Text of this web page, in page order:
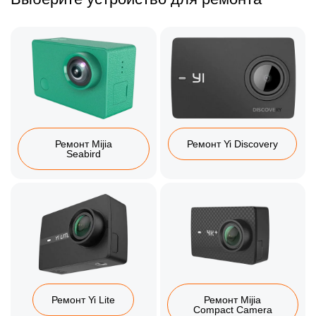
Ремонт Mijia
Seabird
Ремонт Yi Discovery
Ремонт Yi Lite
Ремонт Mijia
Compact Camera